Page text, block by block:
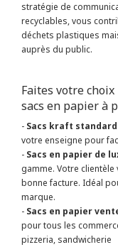
stratégie de
recyclables, vous
déchets plastiques
auprès du public.
Faites votre
sacs en papier à
- Sacs kraft
votre enseigne pour
- Sacs en papier de
gamme. Votre
bonne facture. Idéal
marque.
- Sacs en papier
pour tous les
pizzeria, sandwicherie